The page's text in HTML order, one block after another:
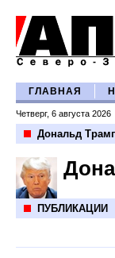
ГЛАВНАЯ
Четверг, 6 августа 2026
Дональд
ПУБЛИКАЦИИ